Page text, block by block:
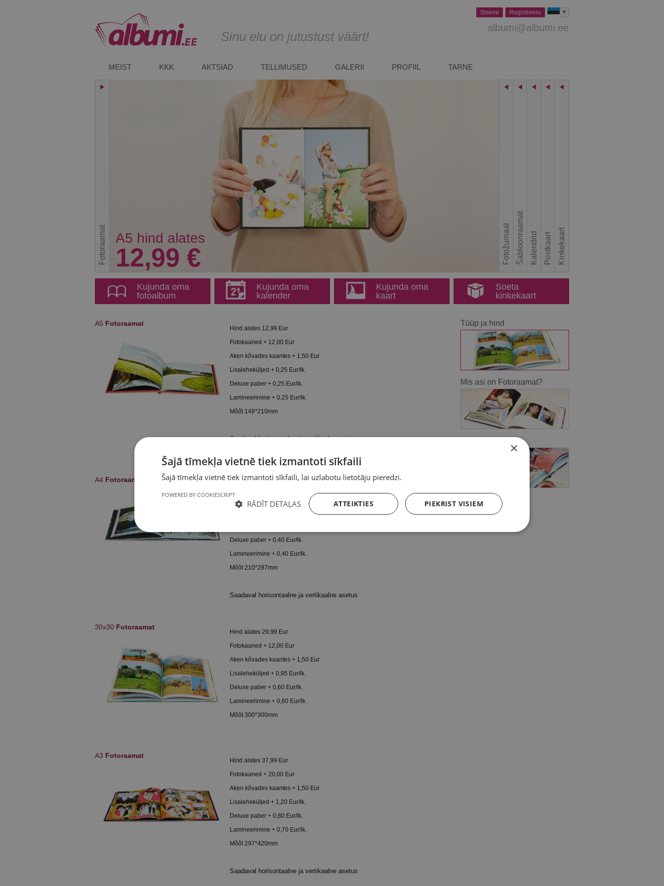
Sisene Registreeru
Sinu elu on jutustust väärt!
albumi@albumi.ee
MEIST KKK AKTSIAD TELLIMUSED GALERII PROFIIL TARNE
Fotoraamat A5 hind alates
12,99 € FotožurnaalŠabloonraamat Kalendrid Postkaart Kinkekaart
Kujunda oma
fotoalbum
Kujunda oma
kalender
Kujunda oma
kaart
Soeta
kinkekaart
A5 Fotoraamat
Hind alates 12,99 Eur
Fotokaaned + 12,00 Eur
Aken kõvades kaantes + 1,50 Eur
Lisaleheküljed + 0,25 Eur/lk.
Deluxe paber + 0,25 Eur/lk.
Lamineerimine + 0,25 Eur/lk.
Mõõt 148*210mm
Saadaval horisontaalne ja vertikaalne asetus
A4 Fotoraamat
Fotokaaned + 12,00 Eur
Aken kõvades kaantes + 1,50 Eur
Deluxe paber + 0,40 Eur/lk.
Lamineerimine + 0,40 Eur/lk.
Mõõt 210*297mm
Saadaval horisontaalne ja vertikaalne asetus
30x30 Fotoraamat
Hind alates 29,99 Eur
Fotokaaned + 12,00 Eur
Aken kõvades kaantes + 1,50 Eur
Lisaleheküljed + 0,95 Eur/lk.
Deluxe paber + 0,60 Eur/lk.
Lamineerimine + 0,60 Eur/lk.
Mõõt 300*300mm
A3 Fotoraamat
Hind alates 37,99 Eur
Fotokaaned + 20,00 Eur
Aken kõvades kaantes + 1,50 Eur
Lisaleheküljed + 1,20 Eur/lk.
Deluxe paber + 0,80 Eur/lk.
Lamineerimine + 0,70 Eur/lk.
Mõõt 297*420mm
Saadaval horisontaalne ja vertikaalne asetus
Tüüp ja hind
Mis asi on Fotoraamat?
Ideed fotoraamatu
×
Šajā tīmekļa vietnē tiek izmantoti sīkfaili
Šajā tīmekļa vietnē tiek izmantoti sīkfaili, lai uzlabotu lietotāju pieredzi.
PIEKRIST VISIEM
ATTEIKTIES
RĀDĪT DETAĻAS
POWERED BY COOKIESCRIPT